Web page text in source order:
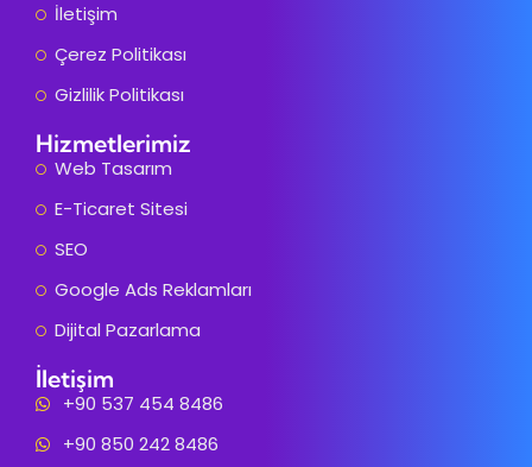
İletişim
Çerez Politikası
Gizlilik Politikası
Hizmetlerimiz
Web Tasarım
E-Ticaret Sitesi
SEO
Google Ads Reklamları
Dijital Pazarlama
İletişim
+90 537 454 8486
+90 850 242 8486